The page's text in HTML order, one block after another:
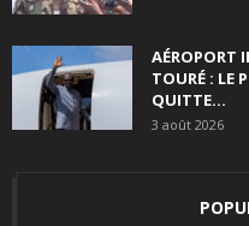
AÉROPORT
TOURÉ : LE
QUITTE...
3 août 2026